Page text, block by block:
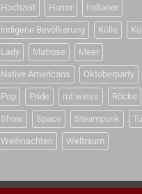
Hochzeit Horror Indianer
indigene Bevölkerung Kölle
Lady Matrose Meer
Native Americans Oktoberparty
Pop Pride rut wiess Röcke
Show Space Steampunk
Weihnachten Weltraum